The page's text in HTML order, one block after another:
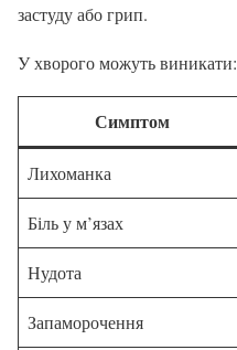
застуду або грип.
У хворого можуть виникати:
Симптом
Лихоманка
Біль у м’язах
Нудота
Запаморочення